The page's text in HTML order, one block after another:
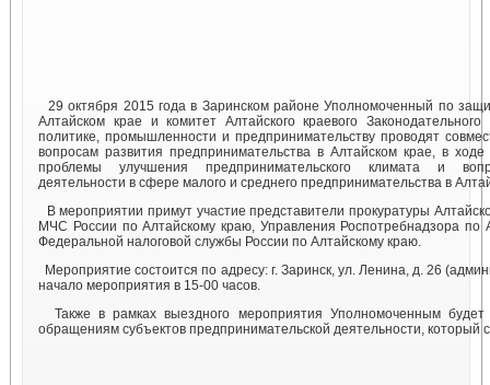
29 октября 2015 года в Заринском районе Уполномоченный по
Алтайском крае и комитет Алтайского краевого
политике, промышленности и предпринимательству проводят
вопросам развития предпринимательства в Алтайском крае, в ходе
проблемы улучшения предпринимательского климата и
деятельности в сфере малого и среднего предпринимательства в
В мероприятии примут участие представители прокуратуры
МЧС России по Алтайскому краю, Управления Роспотребнадзора по
Федеральной налоговой службы России по Алтайскому краю.
Мероприятие состоится по адресу: г. Заринск, ул. Ленина, д. 26
начало мероприятия в 15-00 часов.
Также в рамках выездного мероприятия Уполномоченным
обращениям субъектов предпринимательской деятельности, который